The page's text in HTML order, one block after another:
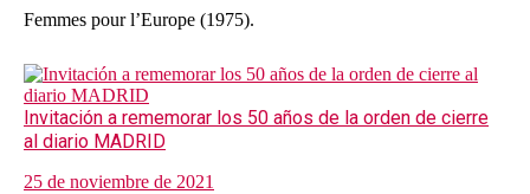
Femmes pour l’Europe (1975).
Invitación a rememorar los 50 años de la orden de cierre
al diario MADRID
25 de noviembre de 2021